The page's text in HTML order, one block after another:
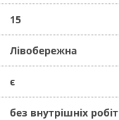
15
Лівобережна
є
без внутрішніх робіт